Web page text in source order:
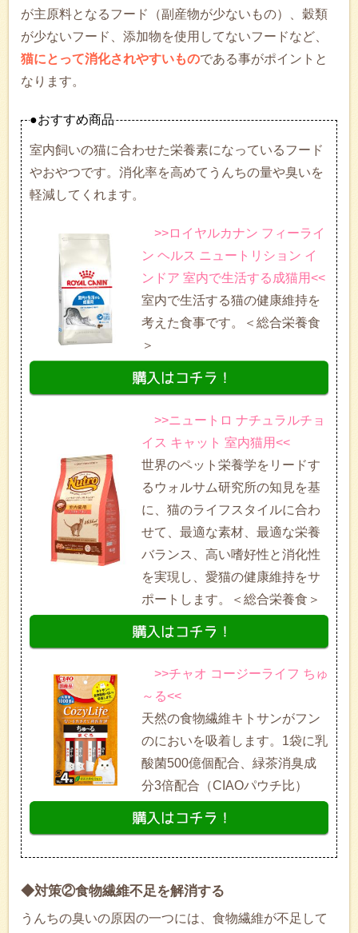
が主原料となるフード（副産物が少ないもの）、穀類
が少ないフード、添加物を使用してないフードなど、
猫にとって消化されやすいものである事がポイントと
なります。
●おすすめ商品
室内飼いの猫に合わせた栄養素になっているフード
やおやつです。消化率を高めてうんちの量や臭いを
軽減してくれます。
>>ロイヤルカナン フィーライ
ン ヘルス ニュートリション イ
ンドア 室内で生活する成猫用<<
室内で生活する猫の健康維持を
考えた食事です。＜総合栄養食
＞
>>ニュートロ ナチュラルチョ
イス キャット 室内猫用<<
世界のペット栄養学をリードす
るウォルサム研究所の知見を基
に、猫のライフスタイルに合わ
せて、最適な素材、最適な栄養
バランス、高い嗜好性と消化性
を実現し、愛猫の健康維持をサ
ポートします。＜総合栄養食＞
>>チャオ コージーライフ ちゅ
～る<<
天然の食物繊維キトサンがフン
のにおいを吸着します。1袋に乳
酸菌500億個配合、緑茶消臭成
分3倍配合（CIAOパウチ比）
◆対策②食物繊維不足を解消する
うんちの臭いの原因の一つには、食物繊維が不足して